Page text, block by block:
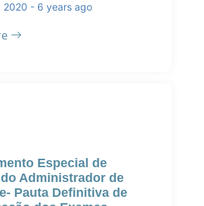
2020 - 6 years ago
Especial de
Administrador de
Pauta Definitiva de